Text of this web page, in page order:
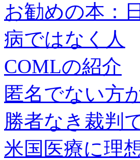
お勧めの本：
病ではなく人
COMLの紹介
匿名でない方
勝者なき裁判
米国医療に理